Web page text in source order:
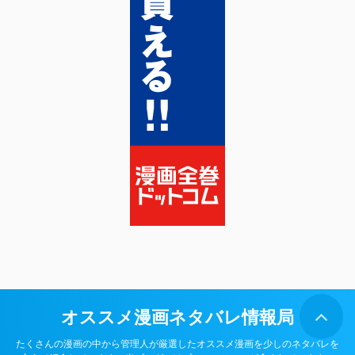
オススメ漫画ネタバレ情報局
たくさんの漫画の中から管理人が厳選したオススメ漫画を少しのネタバレを